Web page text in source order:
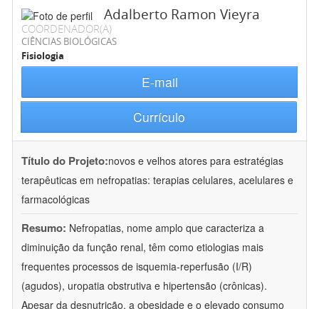
Adalberto Ramon Vieyra
COORDENADOR(A)
CIÊNCIAS BIOLÓGICAS
Fisiologia
E-mail
Currículo
Título do Projeto:novos e velhos atores para estratégias
terapêuticas em nefropatias: terapias celulares, acelulares e
farmacológicas
Resumo: Nefropatias, nome amplo que caracteriza a
diminuição da função renal, têm como etiologias mais
frequentes processos de isquemia-reperfusão (I/R)
(agudos), uropatia obstrutiva e hipertensão (crônicas).
Apesar da desnutrição, a obesidade e o elevado consumo